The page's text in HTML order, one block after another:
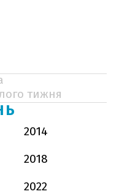
тижня
2014
2018
2022